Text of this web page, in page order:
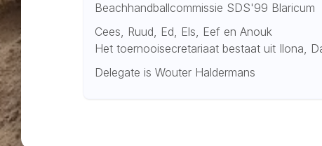
Beachhandballcommissie SDS'99 Blaricum
Cees, Ruud, Ed, Els, Eef en Anouk
Het toernooisecretariaat bestaat uit Ilona,
Delegate is Wouter Haldermans